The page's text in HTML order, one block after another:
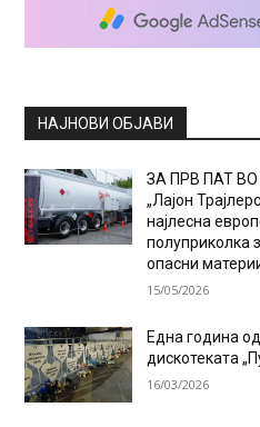
НАЈНОВИ ОБЈАВИ
ЗА ПРВ ПАТ
„Лајон
најлесна
полуприколка
опасни
15/05/2026
Една година
дискотеката
16/03/2026